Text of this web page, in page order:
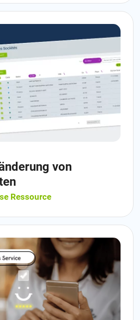
von
Ressource